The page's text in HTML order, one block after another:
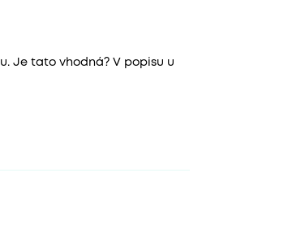
Je tato vhodná? V popisu u